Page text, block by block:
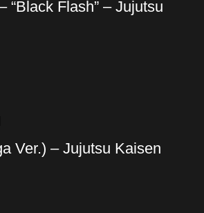
“Black Flash” – Jujutsu
Ver.) – Jujutsu Kaisen